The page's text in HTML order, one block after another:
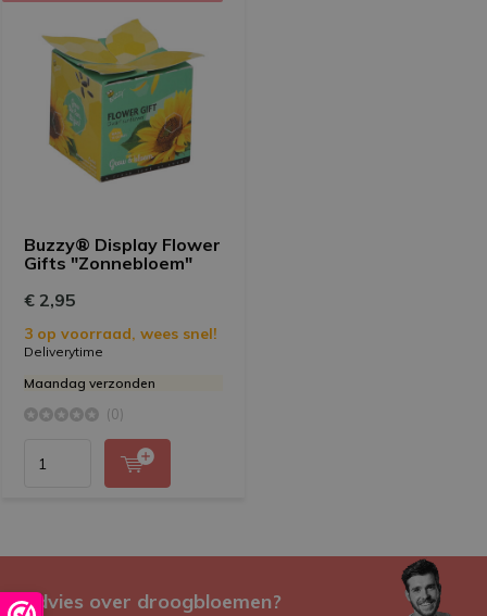
Buzzy® Display Flower
Gifts "Zonnebloem"
€ 2,95
3 op voorraad, wees snel!
Deliverytime
Maandag verzonden
(0)
Advies over droogbloemen?